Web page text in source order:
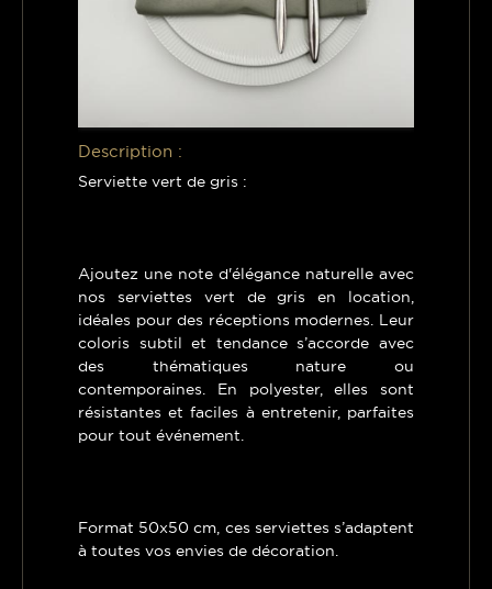
Description :
Serviette vert de gris :
Ajoutez une note d'élégance naturelle avec
nos serviettes vert de gris en location,
idéales pour des réceptions modernes. Leur
coloris subtil et tendance s’accorde avec
des thématiques nature ou
contemporaines. En polyester, elles sont
résistantes et faciles à entretenir, parfaites
pour tout événement.
Format 50x50 cm, ces serviettes s’adaptent
à toutes vos envies de décoration.